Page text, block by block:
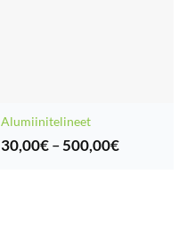
Alumiinitelineet
30,00€ –500,00€